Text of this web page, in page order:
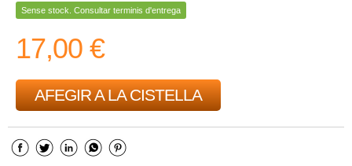
Sense stock. Consultar terminis d'entrega
17,00 €
AFEGIR A LA CISTELLA